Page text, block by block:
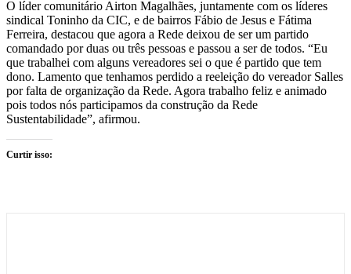
O líder comunitário Airton Magalhães, juntamente com os líderes
sindical Toninho da CIC, e de bairros Fábio de Jesus e Fátima
Ferreira, destacou que agora a Rede deixou de ser um partido
comandado por duas ou três pessoas e passou a ser de todos. “Eu
que trabalhei com alguns vereadores sei o que é partido que tem
dono. Lamento que tenhamos perdido a reeleição do vereador Salles
por falta de organização da Rede. Agora trabalho feliz e animado
pois todos nós participamos da construção da Rede
Sustentabilidade”, afirmou.
Curtir isso: